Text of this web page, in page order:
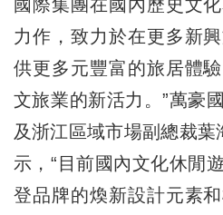
國際集團在國內歷史文
力作，致力於在更多新
供更多元豐富的旅居體
文旅業的新活力。”萬豪
及浙江區域市場副總裁葉
示，“目前國內文化休閒
登品牌的煥新設計元素